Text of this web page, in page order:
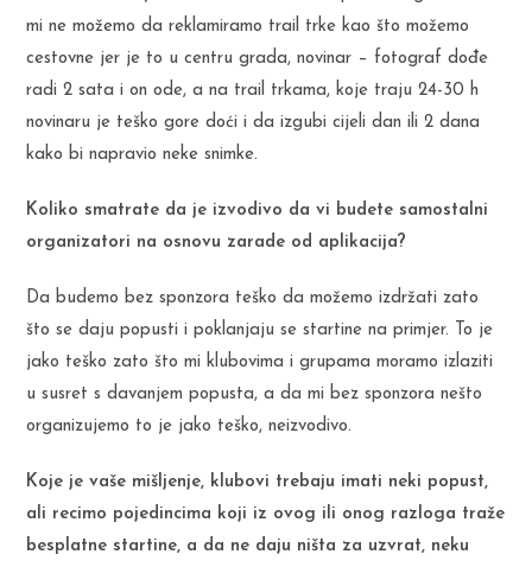
mi ne možemo da reklamiramo trail trke kao što možemo
cestovne jer je to u centru grada, novinar – fotograf dođe
radi 2 sata i on ode, a na trail trkama, koje traju 24-30 h
novinaru je teško gore doći i da izgubi cijeli dan ili 2 dana
kako bi napravio neke snimke.
Koliko smatrate da je izvodivo da vi budete samostalni
organizatori na osnovu zarade od aplikacija?
Da budemo bez sponzora teško da možemo izdržati zato
što se daju popusti i poklanjaju se startine na primjer. To je
jako teško zato što mi klubovima i grupama moramo izlaziti
u susret s davanjem popusta, a da mi bez sponzora nešto
organizujemo to je jako teško, neizvodivo.
Koje je vaše mišljenje, klubovi trebaju imati neki popust,
ali recimo pojedincima koji iz ovog ili onog razloga traže
besplatne startine, a da ne daju ništa za uzvrat, neku